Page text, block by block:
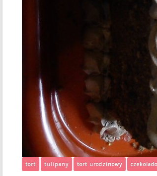
tort tulipany tort urodzinowy